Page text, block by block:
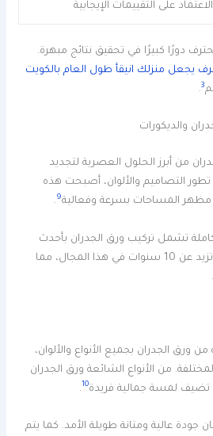
الاعتماد على التقييمات الإيجابية
دورًا كبيرًا في تحقيق نتائج مبهرة.
يجعل منزلك انيقأ طول العام بالكويت
3
.
والديكورات
من أبرز الحلول العصرية لتجديد
التصاميم والألوان، أصبحت هذه
مظهر المساحات بسرعة وفعالية9
.
تشمل تركيب ورق الجدران بأحدث
التقنيات. يتميز الفريق بخبرة تزيد عن 10 سنوات في هذا المجال، مما
.
ورق الجدران بجميع الأنواع والألوان،
من الأنواع الشائعة ورق الجدران
تضيف لمسة جمالية فريدة10
.
جودة عالية ومتانة طويلة الأمد. كما يتم